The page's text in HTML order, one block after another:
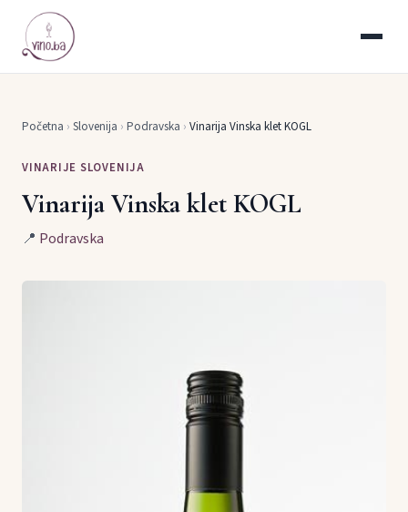
Početna › Slovenija › Podravska › Vinarija Vinska klet KOGL
VINARIJE SLOVENIJA
Vinarija Vinska klet KOGL
📍 Podravska